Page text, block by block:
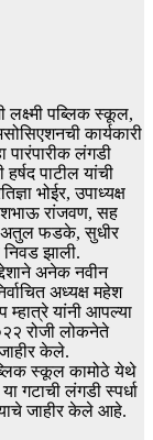
पब्लिक स्कूल,
कार्यकारी
पारंपारीक लंगडी
पाटील यांची
भोईर, उपाध्यक्ष
रांजवण, सह
अतुल फडके, सुधीर
निवड झाली.
अनेक नवीन
अध्यक्ष महेश
म्हात्रे यांनी आपल्या
रोजी लोकनेते
केले.
स्कूल कामोठे येथे
गटाची लंगडी स्पर्धा
जाहीर केले आहे.